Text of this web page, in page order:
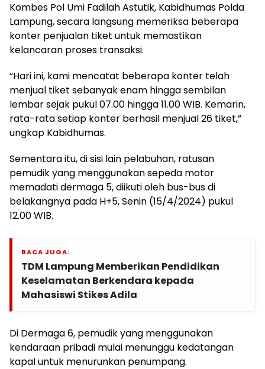
Kombes Pol Umi Fadilah Astutik, Kabidhumas Polda
Lampung, secara langsung memeriksa beberapa
konter penjualan tiket untuk memastikan
kelancaran proses transaksi.
“Hari ini, kami mencatat beberapa konter telah
menjual tiket sebanyak enam hingga sembilan
lembar sejak pukul 07.00 hingga 11.00 WIB. Kemarin,
rata-rata setiap konter berhasil menjual 26 tiket,”
ungkap Kabidhumas.
Sementara itu, di sisi lain pelabuhan, ratusan
pemudik yang menggunakan sepeda motor
memadati dermaga 5, diikuti oleh bus-bus di
belakangnya pada H+5, Senin (15/4/2024) pukul
12.00 WIB.
BACA JUGA:
TDM Lampung Memberikan Pendidikan
Keselamatan Berkendara kepada
Mahasiswi Stikes Adila
Di Dermaga 6, pemudik yang menggunakan
kendaraan pribadi mulai menunggu kedatangan
kapal untuk menurunkan penumpang.